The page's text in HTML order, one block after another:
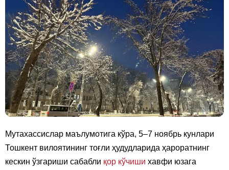
Мутахассислар маълумотига кўра, 5–7 ноябрь кунлари
Тошкент вилоятининг тоғли ҳудудларида ҳароратнинг
кескин ўзгариши сабабли қор кўчиши хавфи юзага